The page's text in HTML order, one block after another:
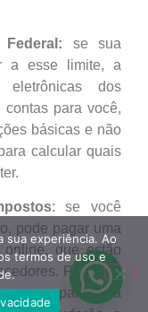
se sua
a esse limite, a
dos
para você,
básicas e não
calcular quais
: se você
pode pagar uma
online, que estão
Por outro
preparar sua
sua experiência. Ao
termos de uso e